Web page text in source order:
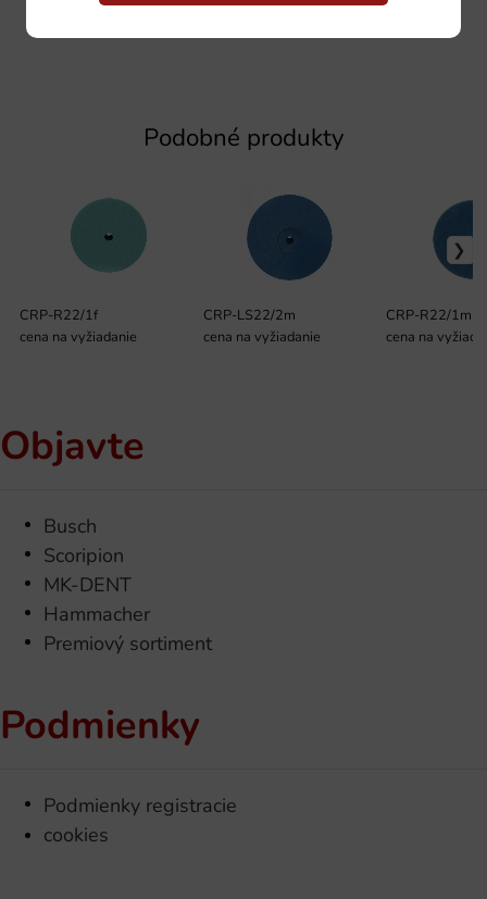
Podobné produkty
CRP-R22/1f
cena na vyžiadanie
CRP-LS22/2m
cena na vyžiadanie
CRP-R22/1m
cena na
Objavte
Busch
Scoripion
MK-DENT
Hammacher
Premiový sortiment
Podmienky
Podmienky registracie
cookies